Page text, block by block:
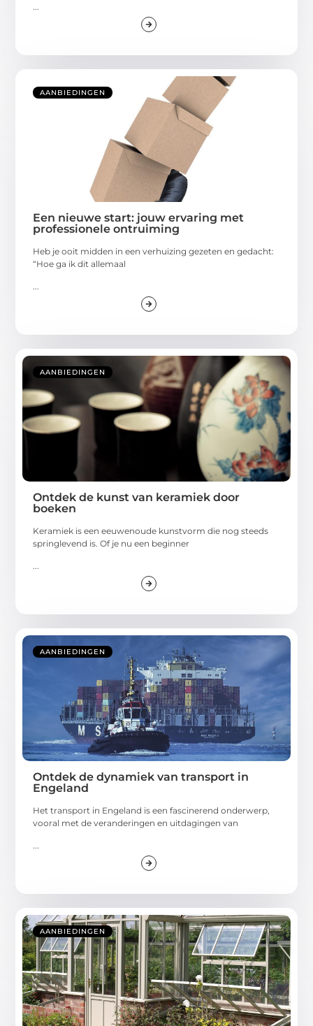
...
AANBIEDINGEN
Een nieuwe start: jouw ervaring met
professionele ontruiming
Heb je ooit midden in een verhuizing gezeten en gedacht:
“Hoe ga ik dit allemaal
...
AANBIEDINGEN
Ontdek de kunst van keramiek door
boeken
Keramiek is een eeuwenoude kunstvorm die nog steeds
springlevend is. Of je nu een beginner
...
AANBIEDINGEN
Ontdek de dynamiek van transport in
Engeland
Het transport in Engeland is een fascinerend onderwerp,
vooral met de veranderingen en uitdagingen van
...
AANBIEDINGEN